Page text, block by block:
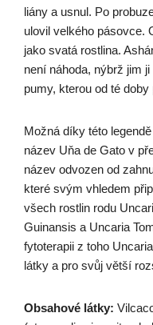
liány a usnul. Po
ulovil velkého pásovce.
jako svatá rostlina.
není náhoda, nýbrž jim
pumy, kterou od té
Možná díky této
název Uňa de Gato v
název odvozen od
které svým vhledem
všech rostlin rodu
Guinansis a Uncaria
fytoterapii z toho
látky a pro svůj větší
Obsahové látky: